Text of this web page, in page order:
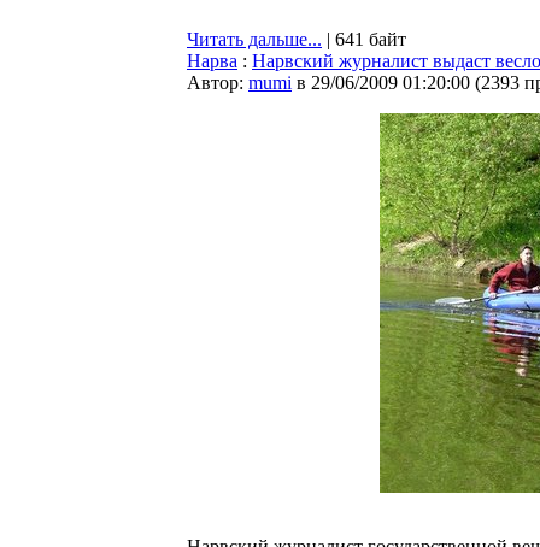
Читать дальше... | 641 байт
Нарва : Нарвский журналист выдаст
Автор: mumi в 29/06/2009 01:20:00 (2393